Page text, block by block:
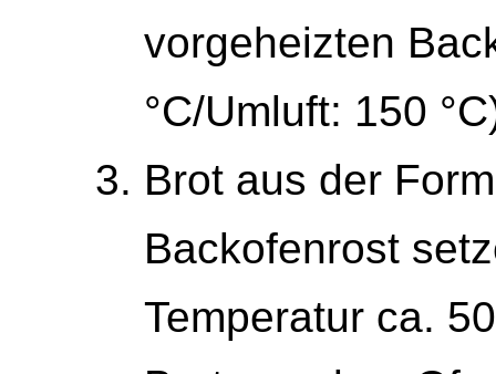
vorgeheizten
°C/Umluft: 150
Brot aus der
Backofenrost
Temperatur ca.